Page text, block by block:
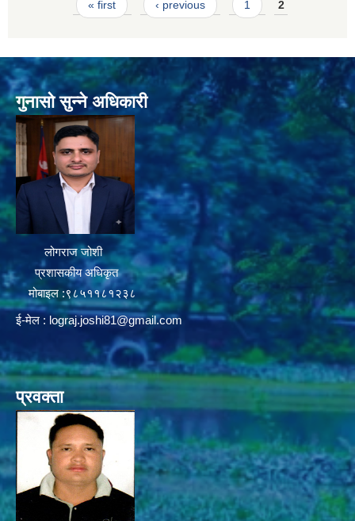
« first ‹ previous 1 2
गुनासो सुन्ने अधिकारी
लोगराज जोशी
प्रशासकीय अधिकृत
मोबाइल :९८५११८१२३८
ई-मेल : lograj.joshi81@gmail.com
प्रवक्ता